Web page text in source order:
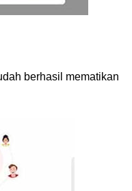
berhasil mematikan